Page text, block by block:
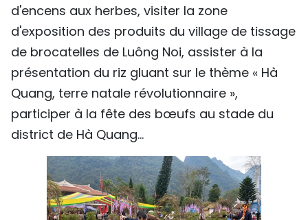
d'encens aux herbes, visiter la zone
d'exposition des produits du village de tissage
de brocatelles de Luông Noi, assister à la
présentation du riz gluant sur le thème « Hà
Quang, terre natale révolutionnaire »,
participer à la fête des bœufs au stade du
district de Hà Quang...